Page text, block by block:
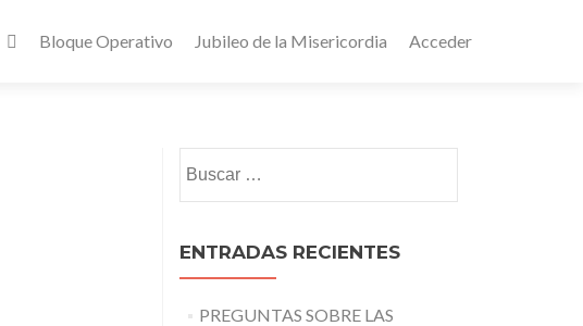
Bloque Operativo Jubileo de la Misericordia Acceder
ENTRADAS RECIENTES
PREGUNTAS SOBRE LAS